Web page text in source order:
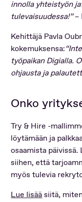
innolla yhteistyön
tulevaisuudessa!”–
Kehittäjä Pavla
kokemuksensa:
työpaikan Digialla.
ohjausta ja
Onko
Try & Hire -
löytämään ja
osaamista
siihen, että
myös tulevia
Lue lisääsiitä,